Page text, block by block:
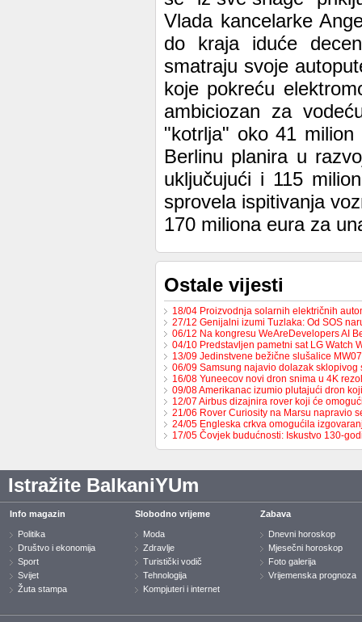
Vlada kancelarke
do kraja iduće
smatraju svoje
koje pokreću
ambiciozan za
"kotrlja" oko 41
Berlinu planira u
uključujući i 115
sprovela ispitivanja
170 miliona eura za
Ostale vijesti
18/04 Proizvodnja solarnih električnih
27/12 Genijalni izumi Tuzlaka: Od SOS
06/12 Na kongresu WeAreDevelopers AI
04/10 Predstavljen pametni sat LG Watch
13/09 Jedinstvene bežične slušalice
06/09 Samsung najavio dolazak sklopivog
16/08 Yuneecov novi dron snima u 4K
09/08 Amerikanac izumio plutajući dron
12/07 Airbus dizajnira rover koji će
21/06 Rover Curiosity na Marsu napravio
24/05 Engleska crkva omogućila
17/05 Čovjek budućnosti: Iskustvo 130-
Istražite BalkaniYUm
Info magazin
Politika
Društvo i ekonomija
Sport
Svijet
Žuta stampa
Slobodno vrijeme
Moda
Zdravlje
Turistički vodič
Tehnologija
Kompjuteri i internet
Zabava
Dnevni horoskop
Mjesečni horoskop
Foto galerija
Vrijemenska prognoza